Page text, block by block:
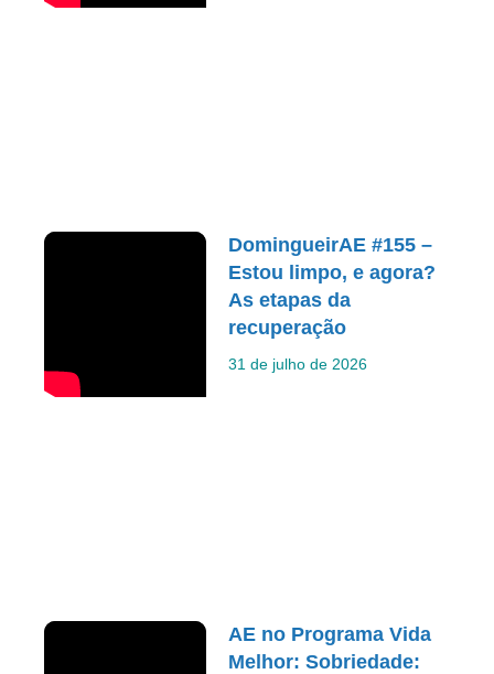
DomingueirAE #155 –
Estou limpo, e agora?
As etapas da
recuperação
31 de julho de 2026
AE no Programa Vida
Melhor: Sobriedade: